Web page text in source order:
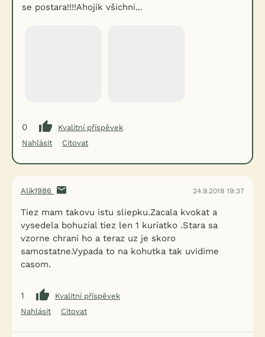
se postara!!!!Ahojik všichni...
0
Kvalitní příspěvek
Nahlásit
Citovat
Alik1986 24.9.2018 19:37
Tiez mam takovu istu sliepku.Zacala kvokat a
vysedela bohuzial tiez len 1 kuriatko .Stara sa
vzorne chrani ho a teraz uz je skoro
samostatne.Vypada to na kohutka tak uvidime
casom.
1
Kvalitní příspěvek
Nahlásit
Citovat